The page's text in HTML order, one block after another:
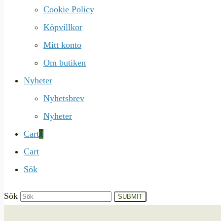
Cookie Policy
Köpvillkor
Mitt konto
Om butiken
Nyheter
Nyhetsbrev
Nyheter
Cart0
Cart
Sök
Sök SUBMIT